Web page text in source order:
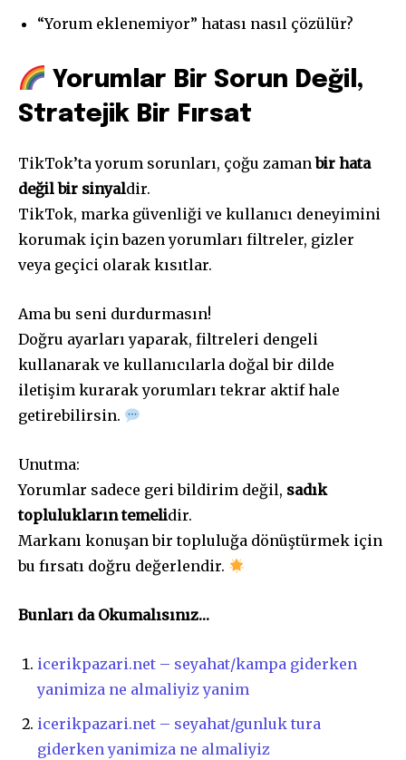
“Yorum eklenemiyor” hatası nasıl çözülür?
Yorumlar Bir Sorun Değil,
Stratejik Bir Fırsat
TikTok’ta yorum sorunları, çoğu zamanbir hata
değil bir sinyaldir.
TikTok, marka güvenliği ve kullanıcı deneyimini
korumak için bazen yorumları filtreler, gizler
veya geçici olarak kısıtlar.
Ama bu seni durdurmasın!
Doğru ayarları yaparak, filtreleri dengeli
kullanarak ve kullanıcılarla doğal bir dilde
iletişim kurarak yorumları tekrar aktif hale
getirebilirsin.
Unutma:
Yorumlar sadece geri bildirim değil, sadık
toplulukların temelidir.
Markanı konuşan bir topluluğa dönüştürmek için
bu fırsatı doğru değerlendir.
Bunları da Okumalısınız…
icerikpazari.net – seyahat/kampa giderken
yanimiza ne almaliyiz yanim
icerikpazari.net – seyahat/gunluk tura
giderken yanimiza ne almaliyiz